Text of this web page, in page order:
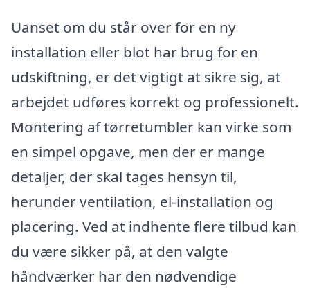
Uanset om du står over for en ny
installation eller blot har brug for en
udskiftning, er det vigtigt at sikre sig, at
arbejdet udføres korrekt og professionelt.
Montering af tørretumbler kan virke som
en simpel opgave, men der er mange
detaljer, der skal tages hensyn til,
herunder ventilation, el-installation og
placering. Ved at indhente flere tilbud kan
du være sikker på, at den valgte
håndværker har den nødvendige